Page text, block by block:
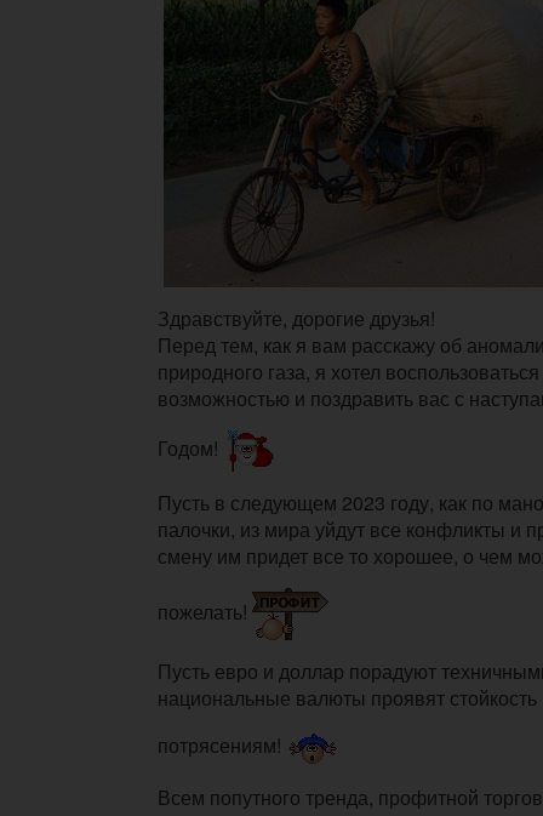
Здравствуйте, дорогие друзья!
Перед тем, как я вам расскажу об
природного газа, я хотел
возможностью и поздравить вас с
Годом!
Пусть в следующем 2023 году, как по
палочки, из мира уйдут все конфликты и
смену им придет все то хорошее, о чем
пожелать!
Пусть евро и доллар порадуют
национальные валюты проявят
потрясениям!
Всем попутного тренда, профитной